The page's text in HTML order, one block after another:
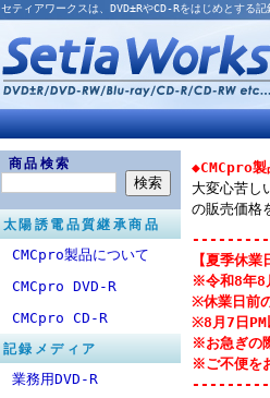
セティアワークスは、DVD±RやCD-Rをはじめとする
商品検索
太陽誘電品質継承商品
CMCpro製品について
CMCpro DVD-R
CMCpro CD-R
記録メディア
業務用DVD-R
◆CMCpro
大変心苦し
の販売価格
【夏季休業
※令和8年8
※休業日前
※8月7日PM
※お急ぎの
※ご不便を